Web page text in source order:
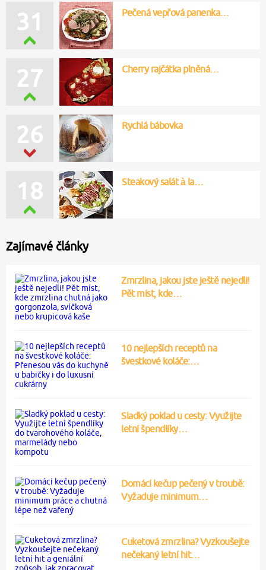
31 Pečená vepřová panenka…
26 Rychlá bábovka
27 Cherry rajčátka plněná…
18 Steakový salát à la…
Zajímavé články
Zmrzlina, jakou jste ještě nejedli!
Pět míst, kde…
10 nejlepších receptů na
švestkové koláče:…
Sladký poklad u cesty: Využijte
letní špendlíky…
Domácí kečup pečený v troubě:
Vyžaduje minimum…
Cuketová zmrzlina? Vyzkoušejte
nečekaný letní hit…